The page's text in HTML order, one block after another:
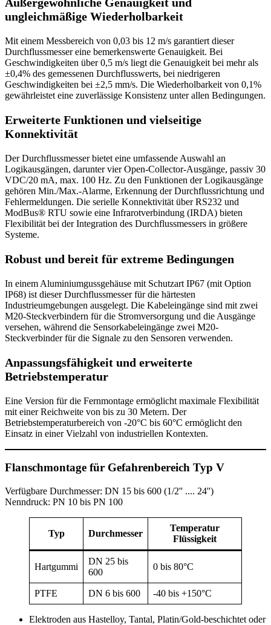
ungleichmäßige Wiederholbarkeit
Mit einem Messbereich von 0,03 bis 12 m/s garantiert dieser
Durchflussmesser eine bemerkenswerte Genauigkeit. Bei
Geschwindigkeiten über 0,5 m/s liegt die Genauigkeit bei mehr als
±0,4% des gemessenen Durchflusswerts, bei niedrigeren
Geschwindigkeiten bei ±2,5 mm/s. Die Wiederholbarkeit von 0,1%
gewährleistet eine zuverlässige Konsistenz unter allen Bedingungen.
Erweiterte Funktionen und vielseitige
Konnektivität
Der Durchflussmesser bietet eine umfassende Auswahl an
Logikausgängen, darunter vier Open-Collector-Ausgänge, passiv 30
VDC/20 mA, max. 100 Hz. Zu den Funktionen der Logikausgänge
gehören Min./Max.-Alarme, Erkennung der Durchflussrichtung und
Fehlermeldungen. Die serielle Konnektivität über RS232 und
ModBus® RTU sowie eine Infrarotverbindung (IRDA) bieten
Flexibilität bei der Integration des Durchflussmessers in größere
Systeme.
Robust und bereit für extreme Bedingungen
In einem Aluminiumgussgehäuse mit Schutzart IP67 (mit Option
IP68) ist dieser Durchflussmesser für die härtesten
Industrieumgebungen ausgelegt. Die Kabeleingänge sind mit zwei
M20-Steckverbindern für die Stromversorgung und die Ausgänge
versehen, während die Sensorkabeleingänge zwei M20-
Steckverbinder für die Signale zu den Sensoren verwenden.
Anpassungsfähigkeit und erweiterte
Betriebstemperatur
Eine Version für die Fernmontage ermöglicht maximale Flexibilität
mit einer Reichweite von bis zu 30 Metern. Der
Betriebstemperaturbereich von -20°C bis 60°C ermöglicht den
Einsatz in einer Vielzahl von industriellen Kontexten.
Flanschmontage für Gefahrenbereich Typ V
Verfügbare Durchmesser: DN 15 bis 600 (1/2'' .... 24'')
Nenndruck: PN 10 bis PN 100
Typ Durchmesser
Temperatur
Flüssigkeit
Hartgummi
DN 25 bis
600
0 bis 80°C
PTFE DN 6 bis 600 -40 bis +150°C
Elektroden aus Hastelloy, Tantal, Platin/Gold-beschichtet oder